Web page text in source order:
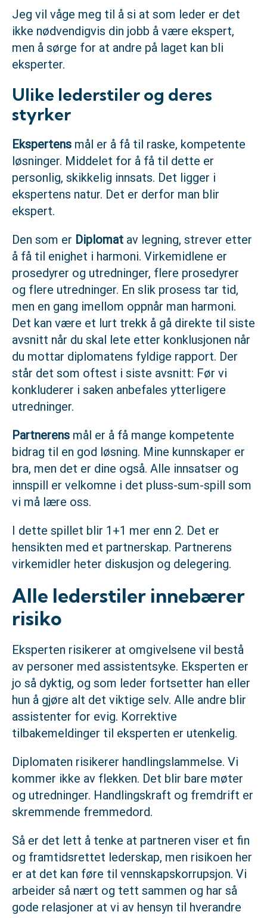
Jeg vil våge meg til å si at som leder er det
ikke nødvendigvis din jobb å være ekspert,
men å sørge for at andre på laget kan bli
eksperter.
Ulike lederstiler og deres
styrker
Ekspertens mål er å få til raske, kompetente
løsninger. Middelet for å få til dette er
personlig, skikkelig innsats. Det ligger i
ekspertens natur. Det er derfor man blir
ekspert.
Den som er Diplomat av legning, strever etter
å få til enighet i harmoni. Virkemidlene er
prosedyrer og utredninger, flere prosedyrer
og flere utredninger. En slik prosess tar tid,
men en gang imellom oppnår man harmoni.
Det kan være et lurt trekk å gå direkte til siste
avsnitt når du skal lete etter konklusjonen når
du mottar diplomatens fyldige rapport. Der
står det som oftest i siste avsnitt: Før vi
konkluderer i saken anbefales ytterligere
utredninger.
Partnerens mål er å få mange kompetente
bidrag til en god løsning. Mine kunnskaper er
bra, men det er dine også. Alle innsatser og
innspill er velkomne i det pluss-sum-spill som
vi må lære oss.
I dette spillet blir 1+1 mer enn 2. Det er
hensikten med et partnerskap. Partnerens
virkemidler heter diskusjon og delegering.
Alle lederstiler innebærer
risiko
Eksperten risikerer at omgivelsene vil bestå
av personer med assistentsyke. Eksperten er
jo så dyktig, og som leder fortsetter han eller
hun å gjøre alt det viktige selv. Alle andre blir
assistenter for evig. Korrektive
tilbakemeldinger til eksperten er utenkelig.
Diplomaten risikerer handlingslammelse. Vi
kommer ikke av flekken. Det blir bare møter
og utredninger. Handlingskraft og fremdrift er
skremmende fremmedord.
Så er det lett å tenke at partneren viser et fin
og framtidsrettet lederskap, men risikoen her
er at det kan føre til vennskapskorrupsjon. Vi
arbeider så nært og tett sammen og har så
gode relasjoner at vi av hensyn til hverandre